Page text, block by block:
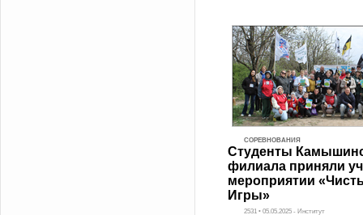
СОРЕВНОВАНИЯ
Студенты
филиала приняли
мероприятии
Игры»
2531 • 05.05.2025 - Институт